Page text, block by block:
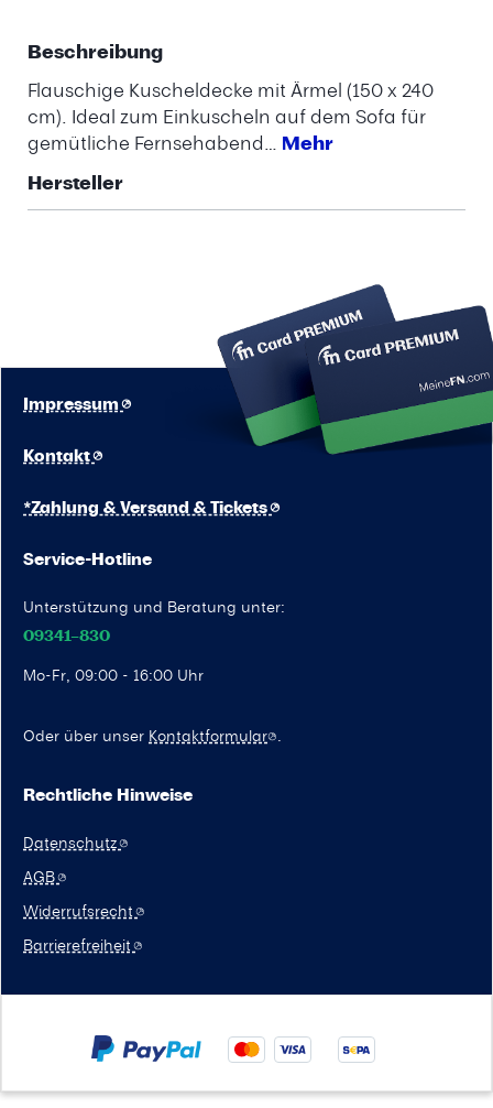
Beschreibung
Flauschige Kuscheldecke mit Ärmel (150 x 240
cm). Ideal zum Einkuscheln auf dem Sofa für
gemütliche Fernsehabend… Mehr
Hersteller
Service-Hotline
Unterstützung und Beratung unter:
09341–830
Mo-Fr, 09:00 - 16:00 Uhr
Oder über unser Kontaktformular .
Kontakt
Impressum
*Zahlung & Versand & Tickets
Rechtliche Hinweise
Datenschutz
AGB
Widerrufsrecht
Barrierefreiheit